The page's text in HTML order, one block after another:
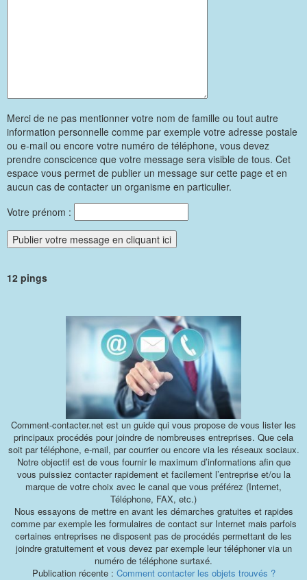
Merci de ne pas mentionner votre nom de famille ou tout autre
information personnelle comme par exemple votre adresse postale
ou e-mail ou encore votre numéro de téléphone, vous devez
prendre conscicence que votre message sera visible de tous. Cet
espace vous permet de publier un message sur cette page et en
aucun cas de contacter un organisme en particulier.
Votre prénom :
12 pings
Comment-contacter.net est un guide qui vous propose de vous lister les
principaux procédés pour joindre de nombreuses entreprises. Que cela
soit par téléphone, e-mail, par courrier ou encore via les réseaux sociaux.
Notre objectif est de vous fournir le maximum d’informations afin que
vous puissiez contacter rapidement et facilement l’entreprise et/ou la
marque de votre choix avec le canal que vous préférez (Internet,
Téléphone, FAX, etc.)
Nous essayons de mettre en avant les démarches gratuites et rapides
comme par exemple les formulaires de contact sur Internet mais parfois
certaines entreprises ne disposent pas de procédés permettant de les
joindre gratuitement et vous devez par exemple leur téléphoner via un
numéro de téléphone surtaxé.
Publication récente : Comment contacter les objets trouvés ?